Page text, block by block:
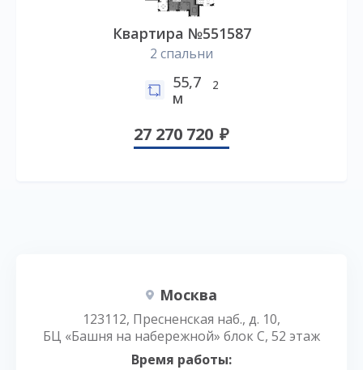
Квартира №551587
2 спальни
55,7
м
2
27 270 720
Москва
123112, Пресненская наб., д. 10,
БЦ «Башня на набережной» блок С, 52 этаж
Время работы: